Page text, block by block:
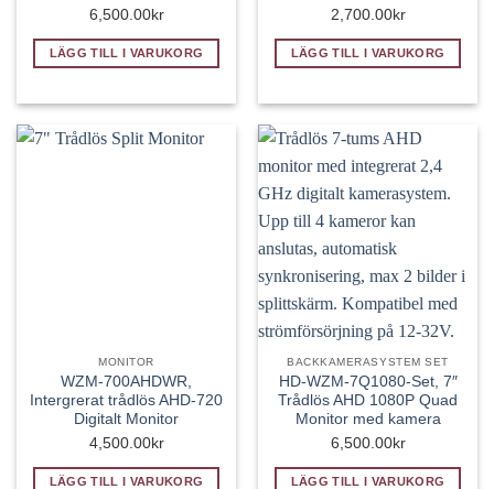
6,500.00kr
LÄGG TILL I VARUKORG
2,700.00kr
LÄGG TILL I VARUKORG
MONITOR
WZM-700AHDWR,
Intergrerat trådlös AHD-720
Digitalt Monitor
4,500.00kr
LÄGG TILL I VARUKORG
BACKKAMERASYSTEM SET
HD-WZM-7Q1080-Set, 7″
Trådlös AHD 1080P Quad
Monitor med kamera
6,500.00kr
LÄGG TILL I VARUKORG